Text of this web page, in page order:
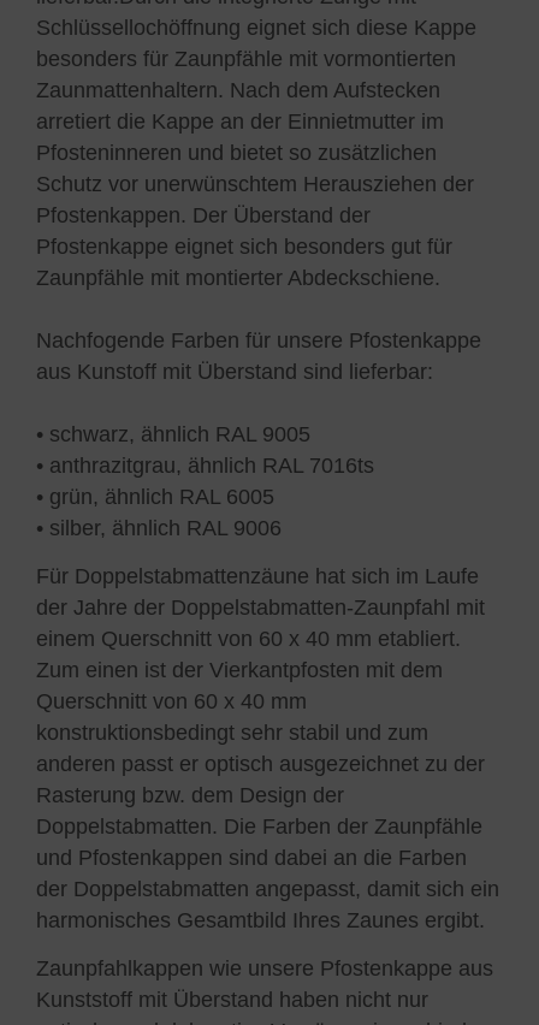
Schlüssellochöffnung eignet sich diese Kappe
besonders für Zaunpfähle mit vormontierten
Zaunmattenhaltern. Nach dem Aufstecken
arretiert die Kappe an der Einnietmutter im
Pfosteninneren und bietet so zusätzlichen
Schutz vor unerwünschtem Herausziehen der
Pfostenkappen. Der Überstand der
Pfostenkappe eignet sich besonders gut für
Zaunpfähle mit montierter Abdeckschiene.
Nachfogende Farben für unsere Pfostenkappe
aus Kunstoff mit Überstand sind lieferbar:
• schwarz, ähnlich RAL 9005
• anthrazitgrau, ähnlich RAL 7016ts
• grün, ähnlich RAL 6005
• silber, ähnlich RAL 9006
Für Doppelstabmattenzäune hat sich im Laufe
der Jahre der Doppelstabmatten-Zaunpfahl mit
einem Querschnitt von 60 x 40 mm etabliert.
Zum einen ist der Vierkantpfosten mit dem
Querschnitt von 60 x 40 mm
konstruktionsbedingt sehr stabil und zum
anderen passt er optisch ausgezeichnet zu der
Rasterung bzw. dem Design der
Doppelstabmatten. Die Farben der Zaunpfähle
und Pfostenkappen sind dabei an die Farben
der Doppelstabmatten angepasst, damit sich ein
harmonisches Gesamtbild Ihres Zaunes ergibt.
Zaunpfahlkappen wie unsere Pfostenkappe aus
Kunststoff mit Überstand haben nicht nur